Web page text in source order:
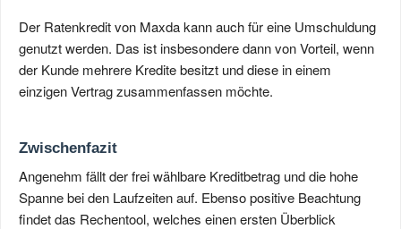
Der Ratenkredit von Maxda kann auch für eine Umschuldung
genutzt werden. Das ist insbesondere dann von Vorteil, wenn
der Kunde mehrere Kredite besitzt und diese in einem
einzigen Vertrag zusammenfassen möchte.
Zwischenfazit
Angenehm fällt der frei wählbare Kreditbetrag und die hohe
Spanne bei den Laufzeiten auf. Ebenso positive Beachtung
findet das Rechentool, welches einen ersten Überblick